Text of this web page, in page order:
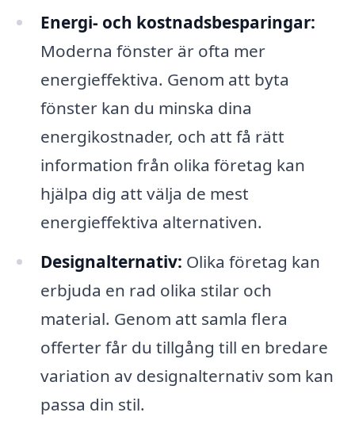
Energi- och kostnadsbesparingar:
Moderna fönster är ofta mer
energieffektiva. Genom att byta
fönster kan du minska dina
energikostnader, och att få rätt
information från olika företag kan
hjälpa dig att välja de mest
energieffektiva alternativen.
Designalternativ: Olika företag kan
erbjuda en rad olika stilar och
material. Genom att samla flera
offerter får du tillgång till en bredare
variation av designalternativ som kan
passa din stil.